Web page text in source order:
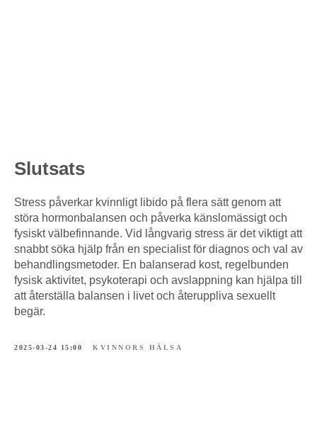
Slutsats
Stress påverkar kvinnligt libido på flera sätt genom att
störa hormonbalansen och påverka känslomässigt och
fysiskt välbefinnande. Vid långvarig stress är det viktigt att
snabbt söka hjälp från en specialist för diagnos och val av
behandlingsmetoder. En balanserad kost, regelbunden
fysisk aktivitet, psykoterapi och avslappning kan hjälpa till
att återställa balansen i livet och återuppliva sexuellt
begär.
2025-03-24 15:00 KVINNORS HÄLSA